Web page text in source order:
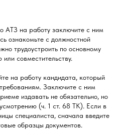
АТЗ на работу заключите с ним
ознакомьте с должностной
трудоустроить по основному
совместительству.
на работу кандидата, который
Заключите с ним
издавать не обязательно, но
(ч. 1 ст. 68 ТК). Если в
специалиста, сначала введите
образцы документов.